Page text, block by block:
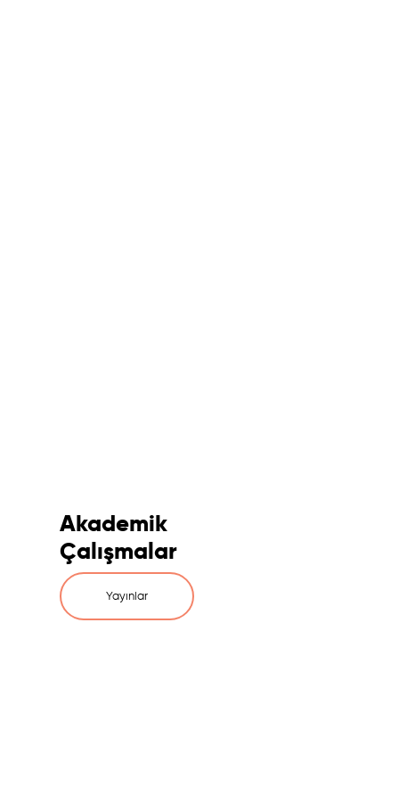
Akademik
Çalışmalar
Yayınlar